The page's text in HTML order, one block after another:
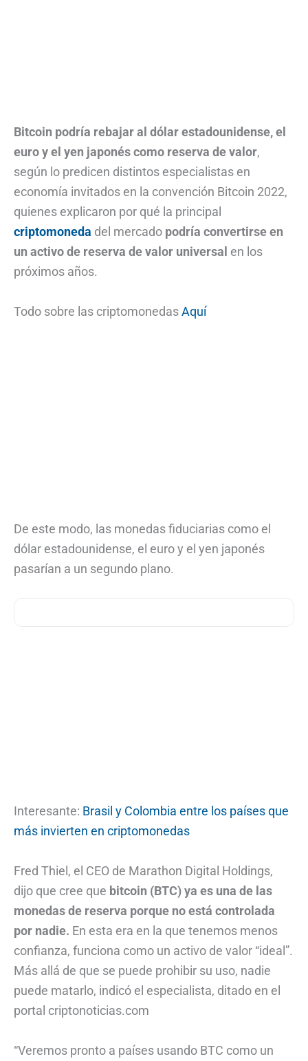
Bitcoin podría rebajar al dólar estadounidense, el
euro y el yen japonés como reserva de valor,
según lo predicen distintos especialistas en
economía invitados en la convención Bitcoin 2022,
quienes explicaron por qué la principal
criptomoneda del mercado podría convertirse en
un activo de reserva de valor universal en los
próximos años.
Todo sobre las criptomonedasAquí
De este modo, las monedas fiduciarias como el
dólar estadounidense, el euro y el yen japonés
pasarían a un segundo plano.
Interesante: Brasil y Colombia entre los países que
más invierten en criptomonedas
Fred Thiel, el CEO de Marathon Digital Holdings,
dijo que cree que bitcoin (BTC) ya es una de las
monedas de reserva porque no está controlada
por nadie. En esta era en la que tenemos menos
confianza, funciona como un activo de valor “ideal”.
Más allá de que se puede prohibir su uso, nadie
puede matarlo, indicó el especialista, ditado en el
portal criptonoticias.com
“Veremos pronto a países usando BTC como un